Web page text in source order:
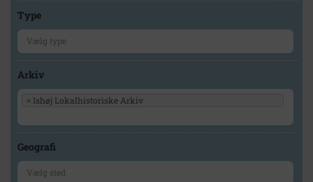
Type
Arkiv
× Ishøj Lokalhistoriske Arkiv
Geografi